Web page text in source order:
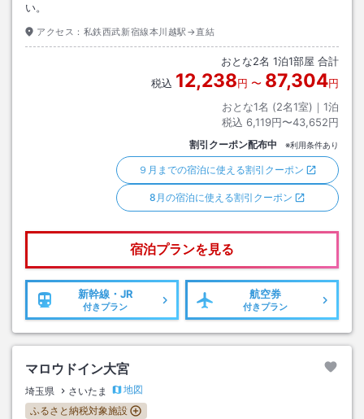
い。
アクセス： 私鉄西武新宿線本川越駅→直結
おとな2名 1泊1部屋 合計
税込 12,238円 〜 87,304円
おとな1名 (2名1室)｜ 1泊
税込 6,119円〜43,652円
割引クーポン配布中 ※利用条件あり
９月までの宿泊に使える割引クーポン
8月の宿泊に使える割引クーポン
宿泊プランを見る
新幹線・JR
付きプラン
航空券
付きプラン
マロウドイン大宮
埼玉県 さいたま
地図
ふるさと納税対象施設